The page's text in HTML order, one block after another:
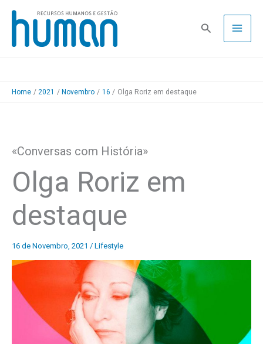
Skip
content
Pesquisa
Home 2021 Novembro 16 Olga Roriz em destaque
«Conversas com História»
Olga Roriz em
destaque
16 de Novembro, 2021 / Lifestyle